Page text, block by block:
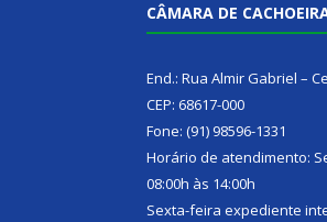
CÂMARA DE
End.: Rua Almir Gabriel –
CEP: 68617-000
Fone: (91) 98596-1331
Horário de atendimento:
08:00h às 14:00h
Sexta-feira expediente